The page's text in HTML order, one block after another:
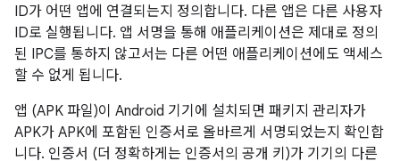
ID가 어떤 앱에 연결되는지 정의합니다. 다른 앱은 다른 사용자
ID로 실행됩니다. 앱 서명을 통해 애플리케이션은 제대로 정의
된 IPC를 통하지 않고서는 다른 어떤 애플리케이션에도 액세스
할 수 없게 됩니다.
앱 (APK 파일)이 Android 기기에 설치되면 패키지 관리자가
APK가 APK에 포함된 인증서로 올바르게 서명되었는지 확인합
니다. 인증서 (더 정확하게는 인증서의 공개 키)가 기기의 다른